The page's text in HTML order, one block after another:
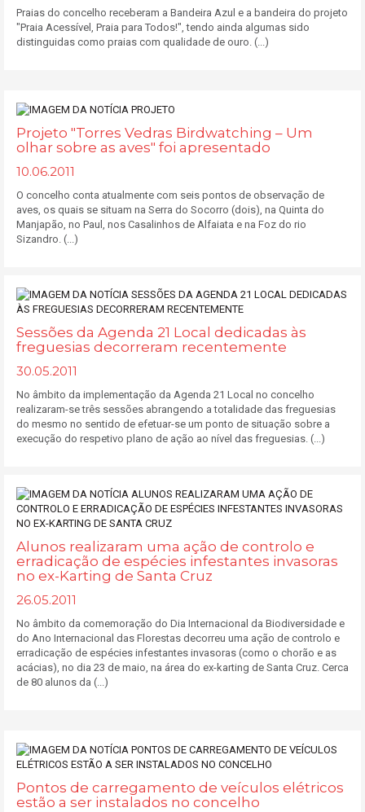
Praias do concelho receberam a Bandeira Azul e a bandeira do projeto
"Praia Acessível, Praia para Todos!", tendo ainda algumas sido
distinguidas como praias com qualidade de ouro. (...)
Projeto "Torres Vedras Birdwatching – Um
olhar sobre as aves" foi apresentado
10.06.2011
O concelho conta atualmente com seis pontos de observação de
aves, os quais se situam na Serra do Socorro (dois), na Quinta do
Manjapão, no Paul, nos Casalinhos de Alfaiata e na Foz do rio
Sizandro. (...)
Sessões da Agenda 21 Local dedicadas às
freguesias decorreram recentemente
30.05.2011
No âmbito da implementação da Agenda 21 Local no concelho
realizaram-se três sessões abrangendo a totalidade das freguesias
do mesmo no sentido de efetuar-se um ponto de situação sobre a
execução do respetivo plano de ação ao nível das freguesias. (...)
Alunos realizaram uma ação de controlo e
erradicação de espécies infestantes invasoras
no ex-Karting de Santa Cruz
26.05.2011
No âmbito da comemoração do Dia Internacional da Biodiversidade e
do Ano Internacional das Florestas decorreu uma ação de controlo e
erradicação de espécies infestantes invasoras (como o chorão e as
acácias), no dia 23 de maio, na área do ex-karting de Santa Cruz. Cerca
de 80 alunos da (...)
Pontos de carregamento de veículos elétricos
estão a ser instalados no concelho